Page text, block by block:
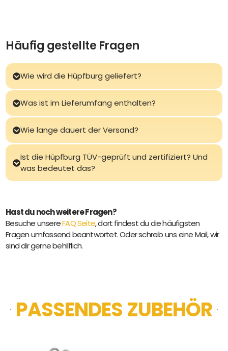
Häufig gestellte Fragen
Wie wird die Hüpfburg geliefert?
Was ist im Lieferumfang enthalten?
Wie lange dauert der Versand?
Ist die Hüpfburg TÜV-geprüft und zertifiziert? Und
was bedeutet das?
Hast du noch weitere Fragen?
Besuche unsereFAQ Seite, dort findest du die häufigsten
Fragen umfassend beantwortet. Oder schreib uns eine Mail, wir
sind dir gerne behilflich.
PASSENDES ZUBEHÖR